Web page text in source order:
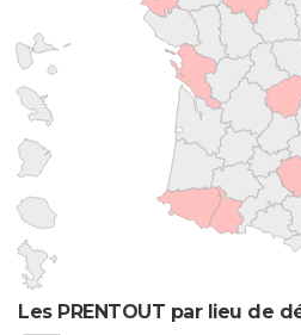
Les PRENTOUT par lieu de